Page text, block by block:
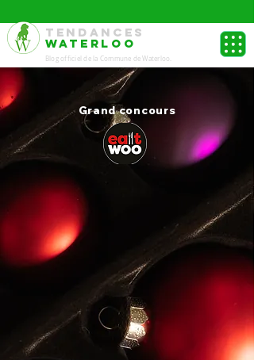
TENDANCES
WATERLOO
Blog officiel de la Commune de Waterloo.
Grand concours